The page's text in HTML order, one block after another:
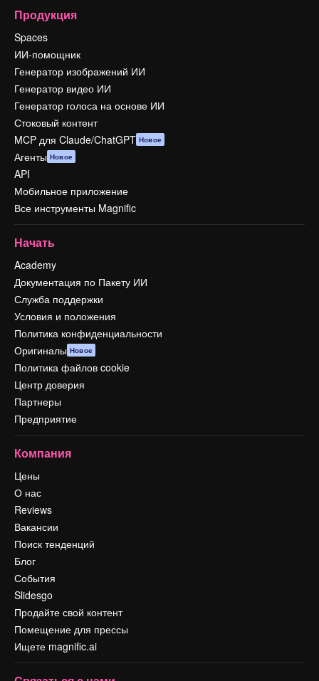
Продукция
Spaces
ИИ-помощник
Генератор изображений ИИ
Генератор видео ИИ
Генератор голоса на основе ИИ
Стоковый контент
MCP для Claude/ChatGPT Новое
Агенты Новое
API
Мобильное приложение
Все инструменты Magnific
Начать
Academy
Документация по Пакету ИИ
Служба поддержки
Условия и положения
Политика конфиденциальности
Оригиналы Новое
Политика файлов cookie
Центр доверия
Партнеры
Предприятие
Компания
Цены
О нас
Reviews
Вакансии
Поиск тенденций
Блог
События
Slidesgo
Продайте свой контент
Помещение для прессы
Ищете magnific.ai